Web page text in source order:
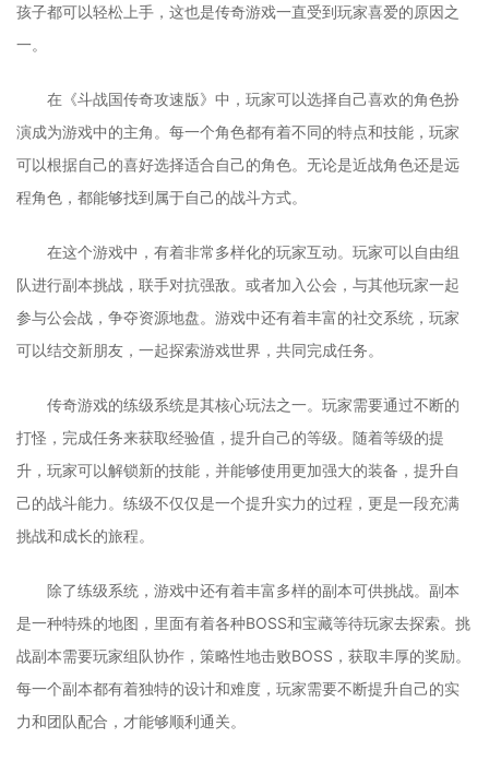
孩子都可以轻松上手，这也是传奇游戏一直受到玩家喜爱的原因之
一。
在《斗战国传奇攻速版》中，玩家可以选择自己喜欢的角色扮
演成为游戏中的主角。每一个角色都有着不同的特点和技能，玩家
可以根据自己的喜好选择适合自己的角色。无论是近战角色还是远
程角色，都能够找到属于自己的战斗方式。
在这个游戏中，有着非常多样化的玩家互动。玩家可以自由组
队进行副本挑战，联手对抗强敌。或者加入公会，与其他玩家一起
参与公会战，争夺资源地盘。游戏中还有着丰富的社交系统，玩家
可以结交新朋友，一起探索游戏世界，共同完成任务。
传奇游戏的练级系统是其核心玩法之一。玩家需要通过不断的
打怪，完成任务来获取经验值，提升自己的等级。随着等级的提
升，玩家可以解锁新的技能，并能够使用更加强大的装备，提升自
己的战斗能力。练级不仅仅是一个提升实力的过程，更是一段充满
挑战和成长的旅程。
除了练级系统，游戏中还有着丰富多样的副本可供挑战。副本
是一种特殊的地图，里面有着各种BOSS和宝藏等待玩家去探索。挑
战副本需要玩家组队协作，策略性地击败BOSS，获取丰厚的奖励。
每一个副本都有着独特的设计和难度，玩家需要不断提升自己的实
力和团队配合，才能够顺利通关。